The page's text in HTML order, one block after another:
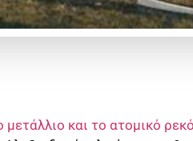
και το ατομικό